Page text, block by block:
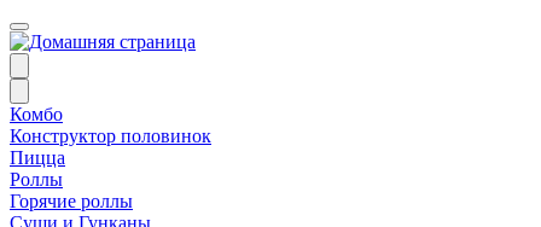
Комбо
Конструктор половинок
Пицца
Роллы
Горячие роллы
Суши и Гунканы